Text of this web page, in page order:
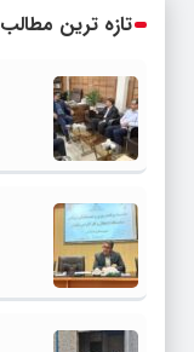
تازه ترین مطالب